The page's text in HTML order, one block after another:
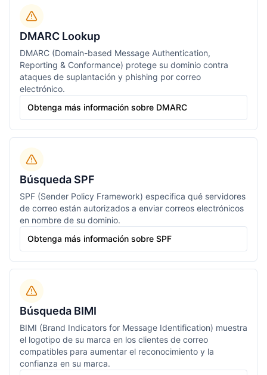
DMARC Lookup
DMARC (Domain-based Message Authentication,
Reporting & Conformance) protege su dominio contra
ataques de suplantación y phishing por correo
electrónico.
Obtenga más información sobre DMARC
Búsqueda SPF
SPF (Sender Policy Framework) especifica qué servidores
de correo están autorizados a enviar correos electrónicos
en nombre de su dominio.
Obtenga más información sobre SPF
Búsqueda BIMI
BIMI (Brand Indicators for Message Identification) muestra
el logotipo de su marca en los clientes de correo
compatibles para aumentar el reconocimiento y la
confianza en su marca.